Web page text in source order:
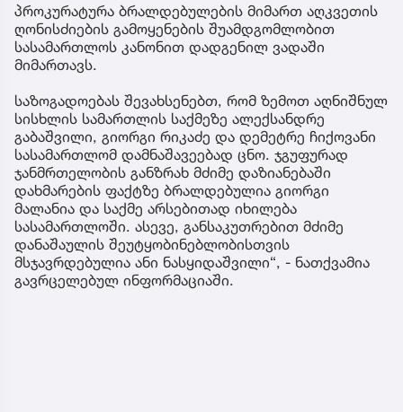
პროკურატურა ბრალდებულების მიმართ აღკვეთის
ღონისძიების გამოყენების შუამდგომლობით
სასამართლოს კანონით დადგენილ ვადაში
მიმართავს.
საზოგადოებას შევახსენებთ, რომ ზემოთ აღნიშნულ
სისხლის სამართლის საქმეზე ალექსანდრე
გაბაშვილი, გიორგი რიკაძე და დემეტრე ჩიქოვანი
სასამართლომ დამნაშავეებად ცნო. ჯგუფურად
ჯანმრთელობის განზრახ მძიმე დაზიანებაში
დახმარების ფაქტზე ბრალდებულია გიორგი
მალანია და საქმე არსებითად იხილება
სასამართლოში. ასევე, განსაკუთრებით მძიმე
დანაშაულის შეუტყობინებლობისთვის
მსჯავრდებულია ანი ნასყიდაშვილი“, - ნათქვამია
გავრცელებულ ინფორმაციაში.